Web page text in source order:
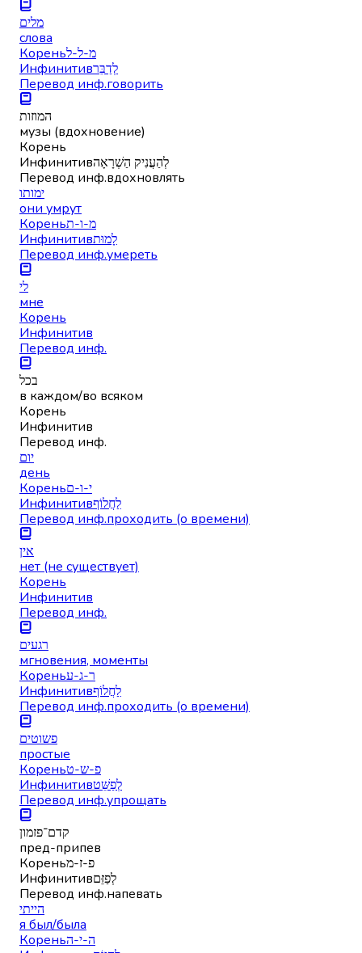
מלים
слова
Кореньמ-ל-ל
Инфинитивלְדַבֵּר
Перевод инф.говорить
המוזות
музы (вдохновение)
Корень
Инфинитивלְהַעֲנִיק הַשְׁרָאָה
Перевод инф.вдохновлять
ימותו
они умрут
Кореньמ-ו-ת
Инфинитивלָמוּת
Перевод инф.умереть
לי
мне
Корень
Инфинитив
Перевод инф.
בכל
в каждом/во всяком
Корень
Инфинитив
Перевод инф.
יום
день
Кореньי-ו-ם
Инфинитивלַחֲלוֹף
Перевод инф.проходить (о времени)
אין
нет (не существует)
Корень
Инфинитив
Перевод инф.
רגעים
мгновения, моменты
Кореньר-ג-ע
Инфинитивלַחֲלוֹף
Перевод инф.проходить (о времени)
פשוטים
простые
Кореньפ-ש-ט
Инфинитивלְפַשֵּׁט
Перевод инф.упрощать
קדם־פזמון
пред-припев
Кореньפ-ז-מ
Инфинитивלְפַזֵּם
Перевод инф.напевать
הייתי
я был/была
Кореньה-י-ה